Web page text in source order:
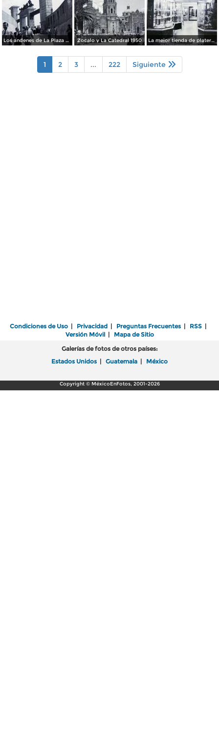
Los andenes de La Plaza de toros Ciudad de México 1950 Zocalo y La Catedral 1950 La mejor tienda de plateria.
1 2 3 ... 222 Siguiente
Condiciones de Uso | Privacidad | Preguntas Frecuentes | RSS |
Versión Móvil| Mapa de Sitio
Galerías de fotos de otros países:
Estados Unidos | Guatemala | México
Copyright © MéxicoEnFotos, 2001-2026